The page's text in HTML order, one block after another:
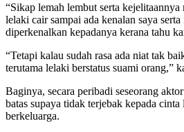
“Sikap lemah lembut serta kejelitaannya
lelaki cair sampai ada kenalan saya
diperkenalkan kepadanya kerana tahu
“Tetapi kalau sudah rasa ada niat tak
terutama lelaki berstatus suami orang,”
Baginya, secara peribadi seseorang
batas supaya tidak terjebak kepada cinta
berkeluarga.